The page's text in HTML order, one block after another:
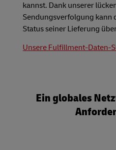
kannst. Dank unserer
Sendungsverfolgung kann
Status seiner Lieferung
Unsere Fulfillment-Daten-
Ein globales